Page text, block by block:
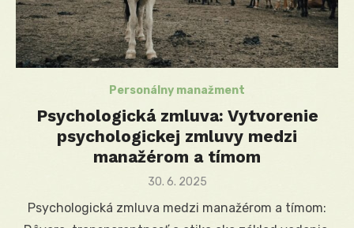
Personálny manažment
Psychologická zmluva: Vytvorenie
psychologickej zmluvy medzi
manažérom a tímom
Posted
30. 6. 2025
Psychologická zmluva medzi manažérom a tímom: